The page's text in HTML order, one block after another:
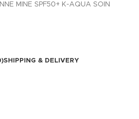
MINE SPF50+ K-AQUA SOIN
SHIPPING & DELIVERY